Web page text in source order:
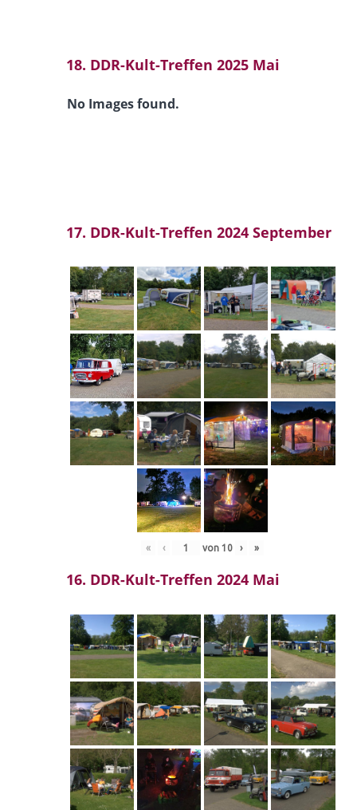
18. DDR-Kult-Treffen 2025 Mai
No Images found.
17. DDR-Kult-Treffen 2024 September
« ‹ von 10 › »
16. DDR-Kult-Treffen 2024 Mai